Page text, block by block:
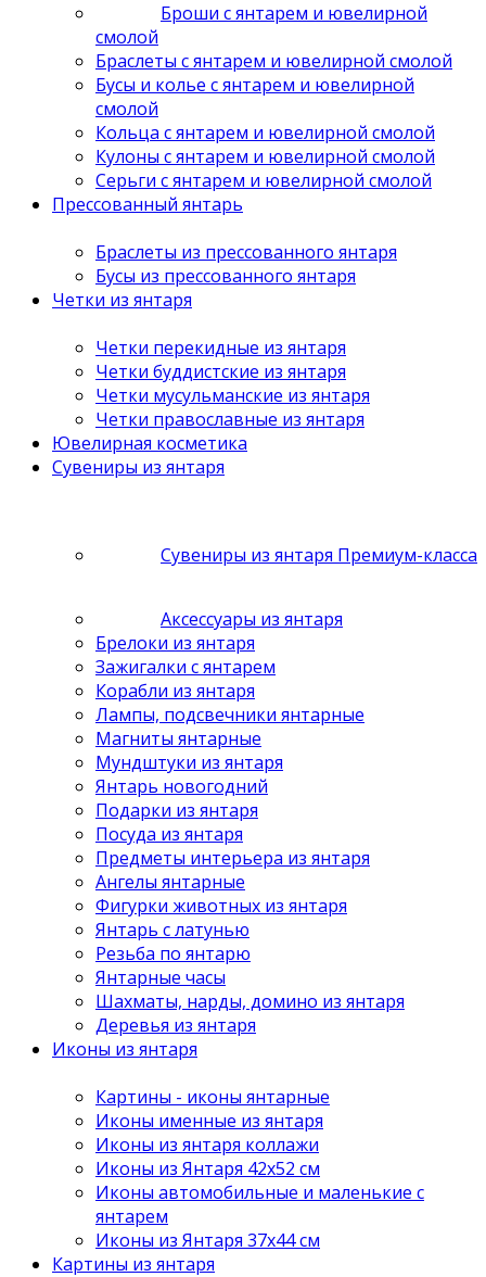
Броши с янтарем и ювелирной
смолой
Браслеты с янтарем и ювелирной смолой
Бусы и колье с янтарем и ювелирной
смолой
Кольца с янтарем и ювелирной смолой
Кулоны с янтарем и ювелирной смолой
Серьги с янтарем и ювелирной смолой
Прессованный янтарь
Браслеты из прессованного янтаря
Бусы из прессованного янтаря
Четки из янтаря
Четки перекидные из янтаря
Четки буддистские из янтаря
Четки мусульманские из янтаря
Четки православные из янтаря
Ювелирная косметика
Сувениры из янтаря
Сувениры из янтаря Премиум-класса
Аксессуары из янтаря
Брелоки из янтаря
Зажигалки с янтарем
Корабли из янтаря
Лампы, подсвечники янтарные
Магниты янтарные
Мундштуки из янтаря
Янтарь новогодний
Подарки из янтаря
Посуда из янтаря
Предметы интерьера из янтаря
Ангелы янтарные
Фигурки животных из янтаря
Янтарь с латунью
Резьба по янтарю
Янтарные часы
Шахматы, нарды, домино из янтаря
Деревья из янтаря
Иконы из янтаря
Картины - иконы янтарные
Иконы именные из янтаря
Иконы из янтаря коллажи
Иконы из Янтаря 42х52 см
Иконы автомобильные и маленькие с
янтарем
Иконы из Янтаря 37х44 см
Картины из янтаря